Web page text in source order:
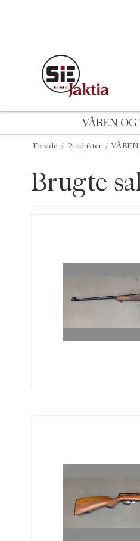
VÅBEN
Forside / Produkter /
Brugte